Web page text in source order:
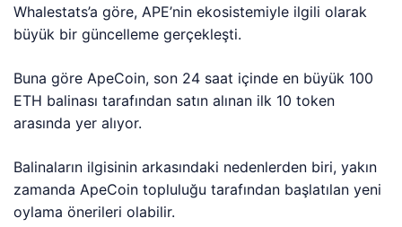
Whalestats’a göre, APE’nin ekosistemiyle ilgili olarak
büyük bir güncelleme gerçekleşti.
Buna göre ApeCoin, son 24 saat içinde en büyük 100
ETH balinası tarafından satın alınan ilk 10 token
arasında yer alıyor.
Balinaların ilgisinin arkasındaki nedenlerden biri, yakın
zamanda ApeCoin topluluğu tarafından başlatılan yeni
oylama önerileri olabilir.